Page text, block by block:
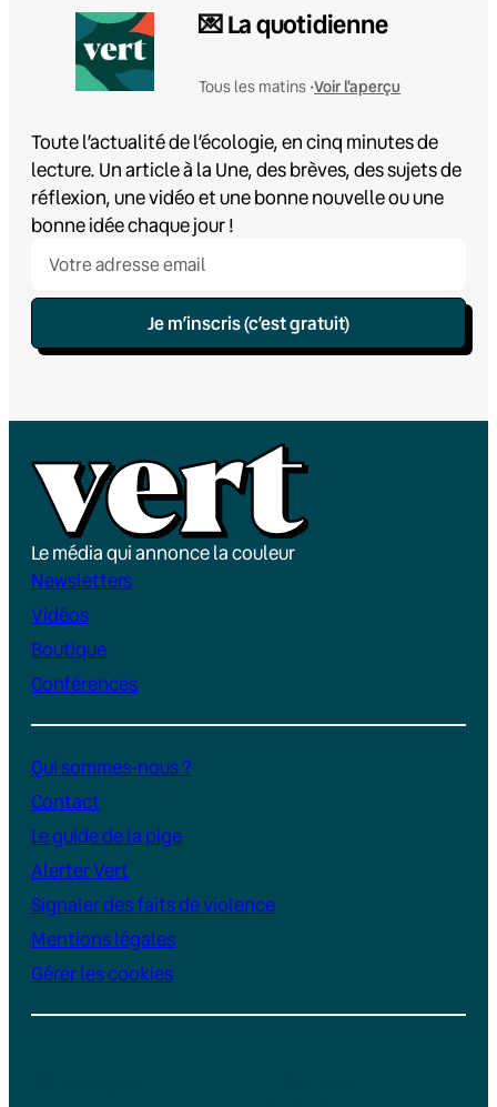
💌 La quotidienne
Tous les matins •Voir l'aperçu
Toute l’actualité de l’écologie, en cinq minutes de
lecture. Un article à la Une, des brèves, des sujets de
réflexion, une vidéo et une bonne nouvelle ou une
bonne idée chaque jour !
Je m’inscris (c’est gratuit)
Le média qui annonce la couleur
Newsletters
Vidéos
Boutique
Conférences
Qui sommes-nous ?
Contact
Le guide de la pige
Alerter Vert
Signaler des faits de violence
Mentions légales
Gérer les cookies